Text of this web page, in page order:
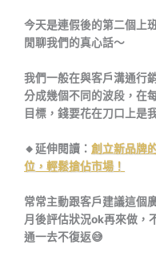
今天是連假後的第二個上
閒聊我們的真心話～
我們一般在與客戶溝通行
分成幾個不同的波段，在
目標，錢要花在刀口上是
🔸延伸閱讀： 創立新品牌
位，輕鬆搶佔市場！
常常主動跟客戶建議這個
月後評估狀況ok再來做，
通一去不復返😅